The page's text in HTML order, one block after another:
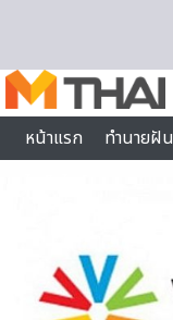
หน้าแรก
ทำนายฝัน